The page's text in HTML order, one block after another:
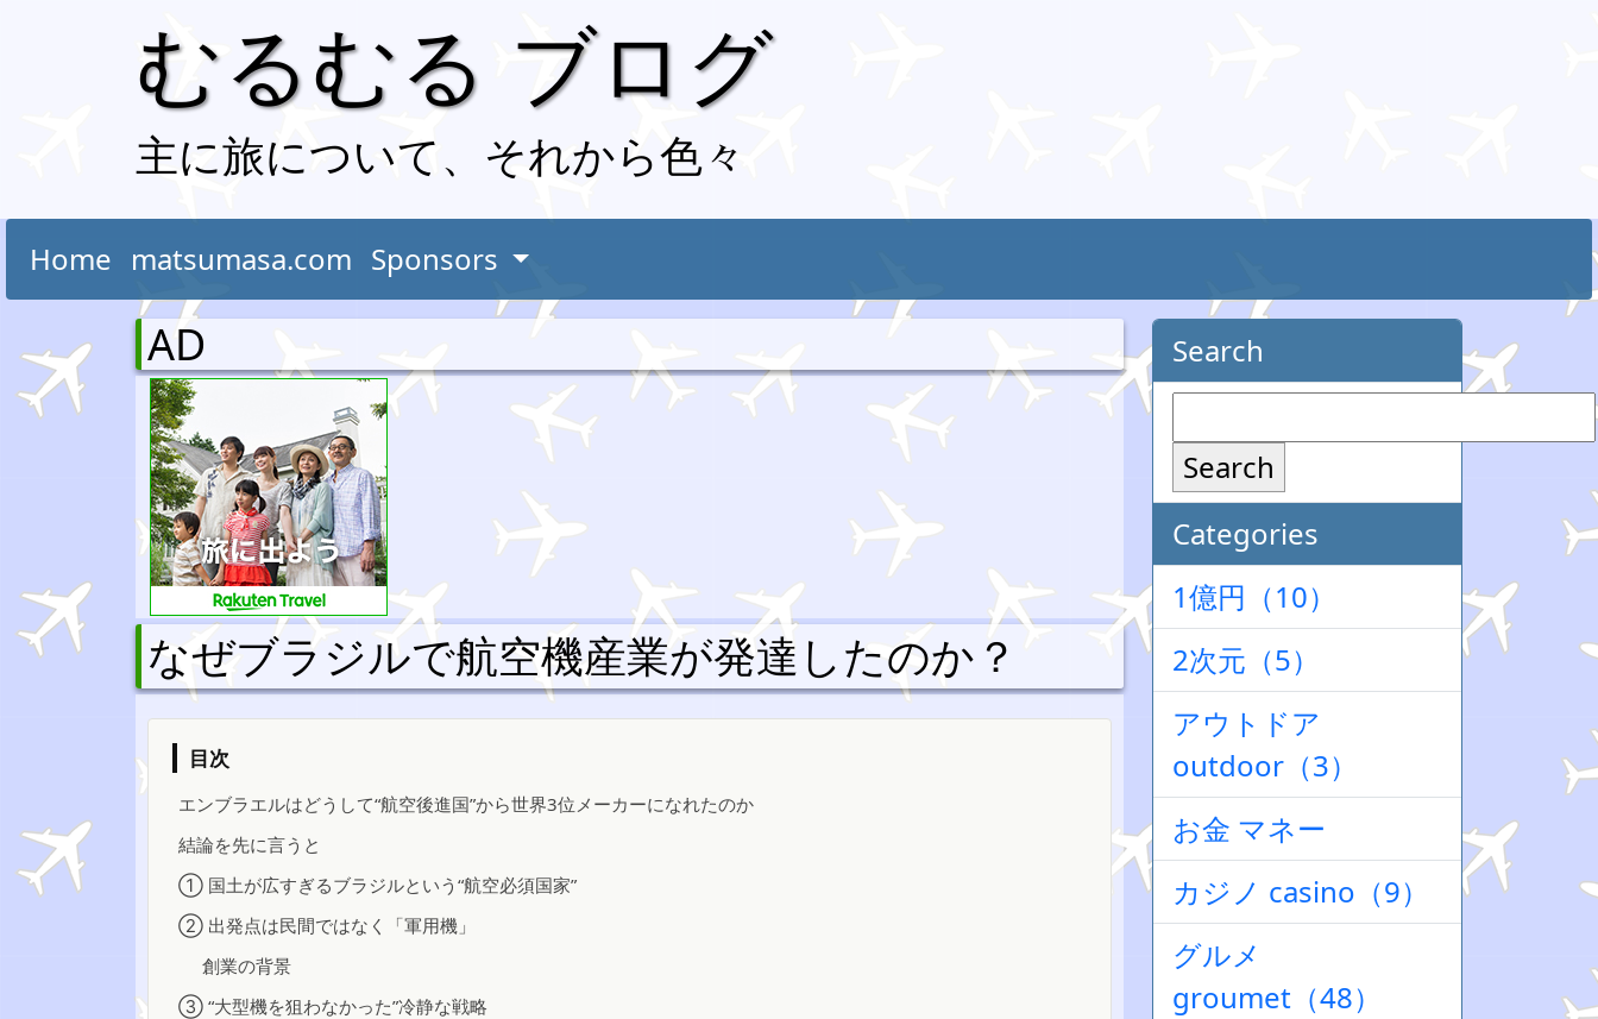
むるむる ブログ
主に旅について、それから色々
Home matsumasa.com Sponsors
AD
なぜブラジルで航空機産業が発達したのか？
目次
エンブラエルはどうして“航空後進国”から世界3位メーカーになれたのか
結論を先に言うと
① 国土が広すぎるブラジルという“航空必須国家”
② 出発点は民間ではなく「軍用機」
創業の背景
③ “大型機を狙わなかった”冷静な戦略
Search
Search
Categories
1億円（10）
2次元（5）
アウトドア
outdoor（3）
お金 マネー
カジノ casino（9）
グルメ
groumet（48）